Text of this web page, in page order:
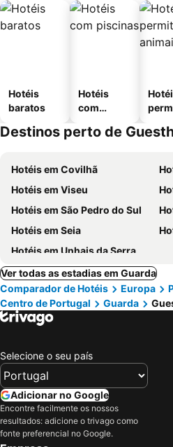
Hotéis
baratos
Hotéis
com
Destinos perto de
Hotéis em Covilhã
Hotéis em Viseu
Hotéis em São Pedro do Sul
Hotéis em Seia
Hotéis em Unhais da Serra
Ver todas as estadias em Guarda
Comparador de Hotéis
Europa
Centro de Portugal
Guarda
Selecione o seu país
Adicionar no Google
Encontre facilmente os nossos
resultados: adicione o trivago como
fonte preferencial no Google.